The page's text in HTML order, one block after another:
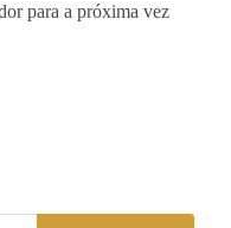
para a próxima vez